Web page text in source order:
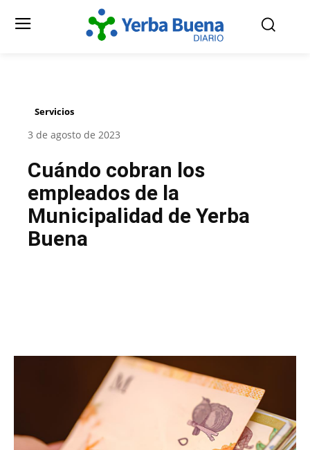
Servicios
3 de agosto de 2023
Cuándo cobran los
empleados de la
Municipalidad de Yerba
Buena